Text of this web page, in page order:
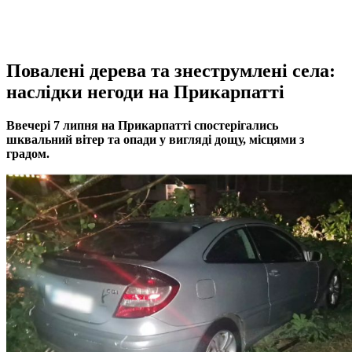
Повалені дерева та знеструмлені села:
наслідки негоди на Прикарпатті
Ввечері 7 липня на Прикарпатті спостерігались
шквальний вітер та опади у вигляді дощу, місцями з
градом.